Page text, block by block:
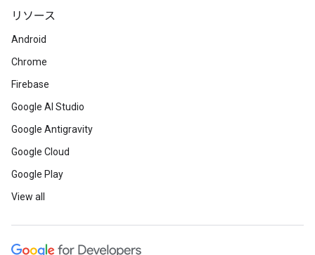
リソース
Android
Chrome
Firebase
Google AI Studio
Google Antigravity
Google Cloud
Google Play
View all